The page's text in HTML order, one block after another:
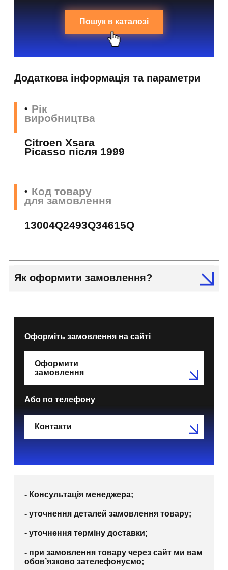
Пошук в каталозі
Додаткова інформація та параметри
Рік
виробництва
Citroen Xsara
Picasso після 1999
Код товару
для замовлення
13004Q2493Q34615Q
Як оформити замовлення?
Оформіть замовлення на сайті
Оформити
замовлення
Або по телефону
Контакти
- Консультація менеджера;
- уточнення деталей замовлення товару;
- уточнення терміну доставки;
- при замовлення товару через сайт ми вам
обов’язково зателефонуємо;